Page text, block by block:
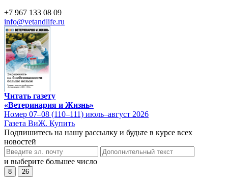
+7 967 133 08 09
info@vetandlife.ru
Читать газету
«Ветеринария и Жизнь»
Номер 07–08 (110–111) июль–август 2026
Газета ВиЖ. Купить
Подпишитесь на нашу рассылку и будьте в курсе всех
новостей
и выберите большее число
8 26